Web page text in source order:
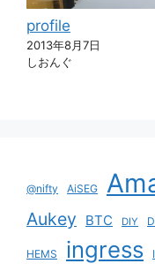
profile
2013年8月7日
しおんぐ
@nifty AiSEG
Aukey BTC DIY
HEMS ingress